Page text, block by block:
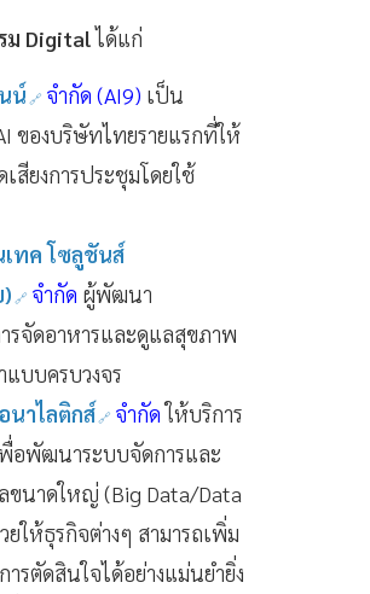
ม Digitalได้แก่
นน์ จำกัด (AI9) เป็น
ของบริษัทไทยรายแรกที่ให้
เสียงการประชุมโดยใช้
เทค โซลูชันส์
) จำกัด ผู้พัฒนา
รจัดอาหารและดูแลสุขภาพ
บบครบวงจร
นาไลติกส์ จำกัดให้บริการ
อพัฒนาระบบจัดการและ
ขนาดใหญ่ (Big Data/Data
ให้ธุรกิจต่างๆ สามารถเพิ่ม
รตัดสินใจได้อย่างแม่นยำยิ่ง